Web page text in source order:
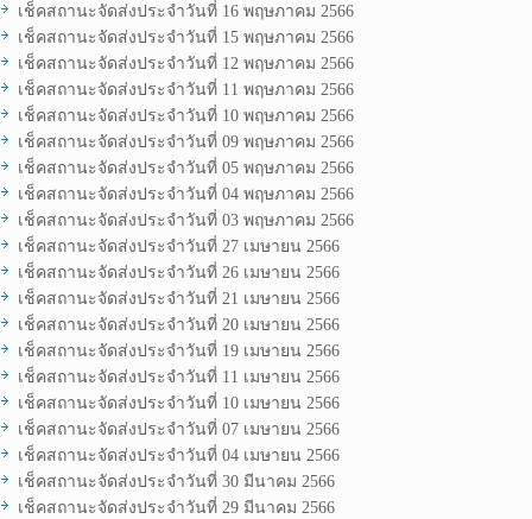
เช็คสถานะจัดส่งประจำวันที่ 16 พฤษภาคม 2566
เช็คสถานะจัดส่งประจำวันที่ 15 พฤษภาคม 2566
เช็คสถานะจัดส่งประจำวันที่ 12 พฤษภาคม 2566
เช็คสถานะจัดส่งประจำวันที่ 11 พฤษภาคม 2566
เช็คสถานะจัดส่งประจำวันที่ 10 พฤษภาคม 2566
เช็คสถานะจัดส่งประจำวันที่ 09 พฤษภาคม 2566
เช็คสถานะจัดส่งประจำวันที่ 05 พฤษภาคม 2566
เช็คสถานะจัดส่งประจำวันที่ 04 พฤษภาคม 2566
เช็คสถานะจัดส่งประจำวันที่ 03 พฤษภาคม 2566
เช็คสถานะจัดส่งประจำวันที่ 27 เมษายน 2566
เช็คสถานะจัดส่งประจำวันที่ 26 เมษายน 2566
เช็คสถานะจัดส่งประจำวันที่ 21 เมษายน 2566
เช็คสถานะจัดส่งประจำวันที่ 20 เมษายน 2566
เช็คสถานะจัดส่งประจำวันที่ 19 เมษายน 2566
เช็คสถานะจัดส่งประจำวันที่ 11 เมษายน 2566
เช็คสถานะจัดส่งประจำวันที่ 10 เมษายน 2566
เช็คสถานะจัดส่งประจำวันที่ 07 เมษายน 2566
เช็คสถานะจัดส่งประจำวันที่ 04 เมษายน 2566
เช็คสถานะจัดส่งประจำวันที่ 30 มีนาคม 2566
เช็คสถานะจัดส่งประจำวันที่ 29 มีนาคม 2566